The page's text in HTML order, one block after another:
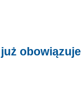
obowiązuje